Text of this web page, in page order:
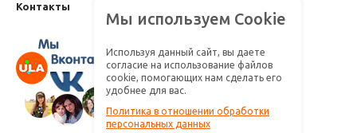
Контакты
Мы используем Cookie
Используя данный сайт, вы даете
согласие на использование файлов
cookie, помогающих нам сделать его
удобнее для вас.
Политика в отношении обработки
персональных данных